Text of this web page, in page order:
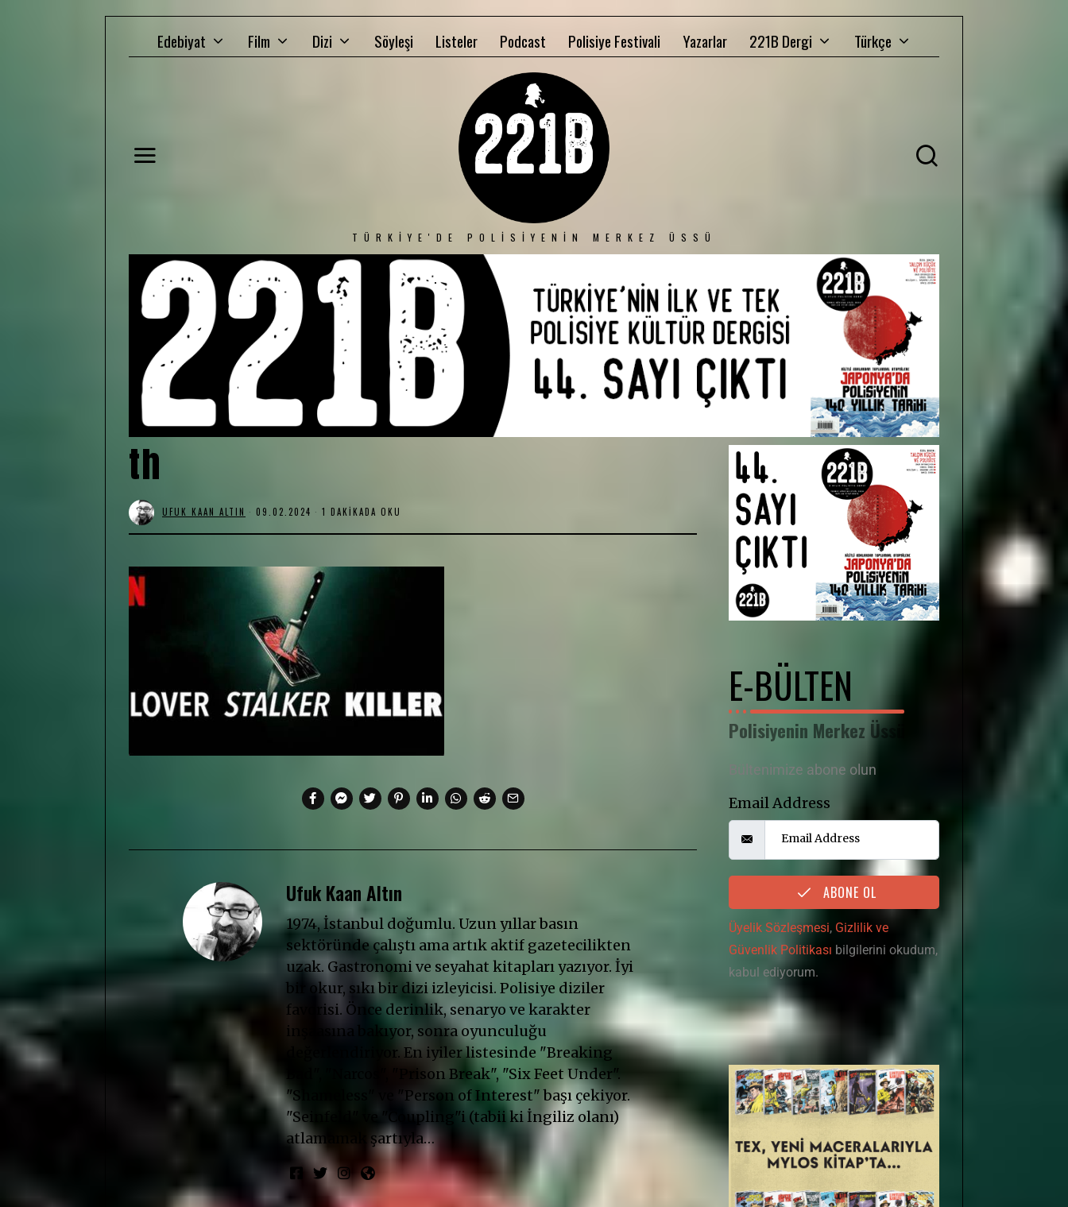
Edebiyat Film Dizi Söyleşi Listeler Podcast Polisiye Festivali Yazarlar 221B Dergi Türkçe
TÜRKIYE'DE POLISIYENIN MERKEZ ÜSSÜ
th
UFUK KAAN ALTIN 09.02.2024 1 DAKIKADA OKU
Ufuk Kaan Altın
1974, İstanbul doğumlu. Uzun yıllar basın
sektöründe çalıştı ama artık aktif gazetecilikten
uzak. Gastronomi ve seyahat kitapları yazıyor. İyi
bir okur, sıkı bir dizi izleyicisi. Polisiye diziler
favorisi. Önce derinlik, senaryo ve karakter
inşaasına bakıyor, sonra oyunculuğu
değerlendiriyor. En iyiler listesinde "Breaking
Bad", "Narcos", "Prison Break", "Six Feet Under".
"Shameless" ve "Person of Interest" başı çekiyor.
"Seinfeld" ve "Coupling"i (tabii ki İngiliz olanı)
atlamamak şartıyla…
E-BÜLTEN
Polisiyenin Merkez Üssü
Bültenimize abone olun
Email Address
ABONE OL
Üyelik Sözleşmesi, Gizlilik ve
Güvenlik Politikası bilgilerini okudum,
kabul ediyorum.